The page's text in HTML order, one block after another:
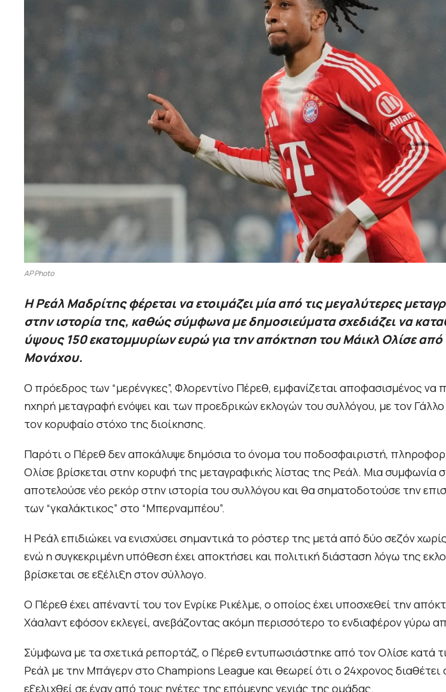
AP Photo
Η Ρεάλ Μαδρίτης φέρεται να ετοιμάζει μία από τις μεγαλύτερες
στην ιστορία της, καθώς σύμφωνα με δημοσιεύματα σχεδιάζει να
ύψους 150 εκατομμυρίων ευρώ για την απόκτηση του Μάικλ Ολίσε
Μονάχου.
Ο πρόεδρος των “μερένγκες”, Φλορεντίνο Πέρεθ, εμφανίζεται αποφασισμένος να
ηχηρή μεταγραφή ενόψει και των προεδρικών εκλογών του συλλόγου, με τον
τον κορυφαίο στόχο της διοίκησης.
Παρότι ο Πέρεθ δεν αποκάλυψε δημόσια το όνομα του ποδοσφαιριστή,
Ολίσε βρίσκεται στην κορυφή της μεταγραφικής λίστας της Ρεάλ. Μια συμφωνία
αποτελούσε νέο ρεκόρ στην ιστορία του συλλόγου και θα σηματοδοτούσε την
των “γκαλάκτικος” στο “Μπερναμπέου”.
Η Ρεάλ επιδιώκει να ενισχύσει σημαντικά το ρόστερ της μετά από δύο σεζόν
ενώ η συγκεκριμένη υπόθεση έχει αποκτήσει και πολιτική διάσταση λόγω της
βρίσκεται σε εξέλιξη στον σύλλογο.
Ο Πέρεθ έχει απέναντί του τον Ενρίκε Ρικέλμε, ο οποίος έχει υποσχεθεί την
Χάαλαντ εφόσον εκλεγεί, ανεβάζοντας ακόμη περισσότερο το ενδιαφέρον γύρω
Σύμφωνα με τα σχετικά ρεπορτάζ, ο Πέρεθ εντυπωσιάστηκε από τον Ολίσε κατά
Ρεάλ με την Μπάγερν στο Champions League και θεωρεί ότι ο 24χρονος διαθέτει
εξελιχθεί σε έναν από τους ηγέτες της επόμενης γενιάς της ομάδας.